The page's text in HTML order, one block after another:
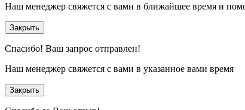
Наш менеджер свяжется с вами в ближайшее время и
Закрыть
Спасибо! Ваш запрос отправлен!
Наш менеджер свяжется с вами в указанное вами время
Закрыть